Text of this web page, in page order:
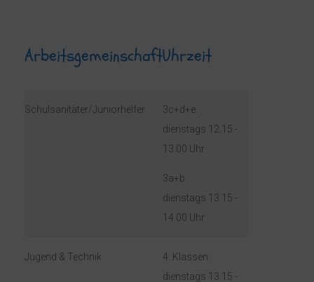
ArbeitsgemeinschaftUhrzeit
Schulsanitäter/Juniorhelfer
3c+d+e:
dienstags 12.15 -
13.00 Uhr
3a+b:
dienstags 13.15 -
14.00 Uhr
Jugend & Technik
4. Klassen:
dienstags 13.15 -